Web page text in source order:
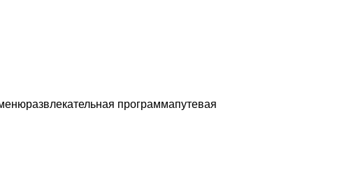
программапутевая